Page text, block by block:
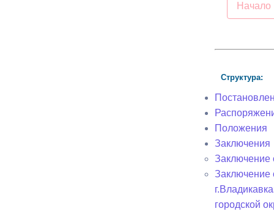
Начало
Структура:
Положения
Заключения
Заключение
Заключение
городской